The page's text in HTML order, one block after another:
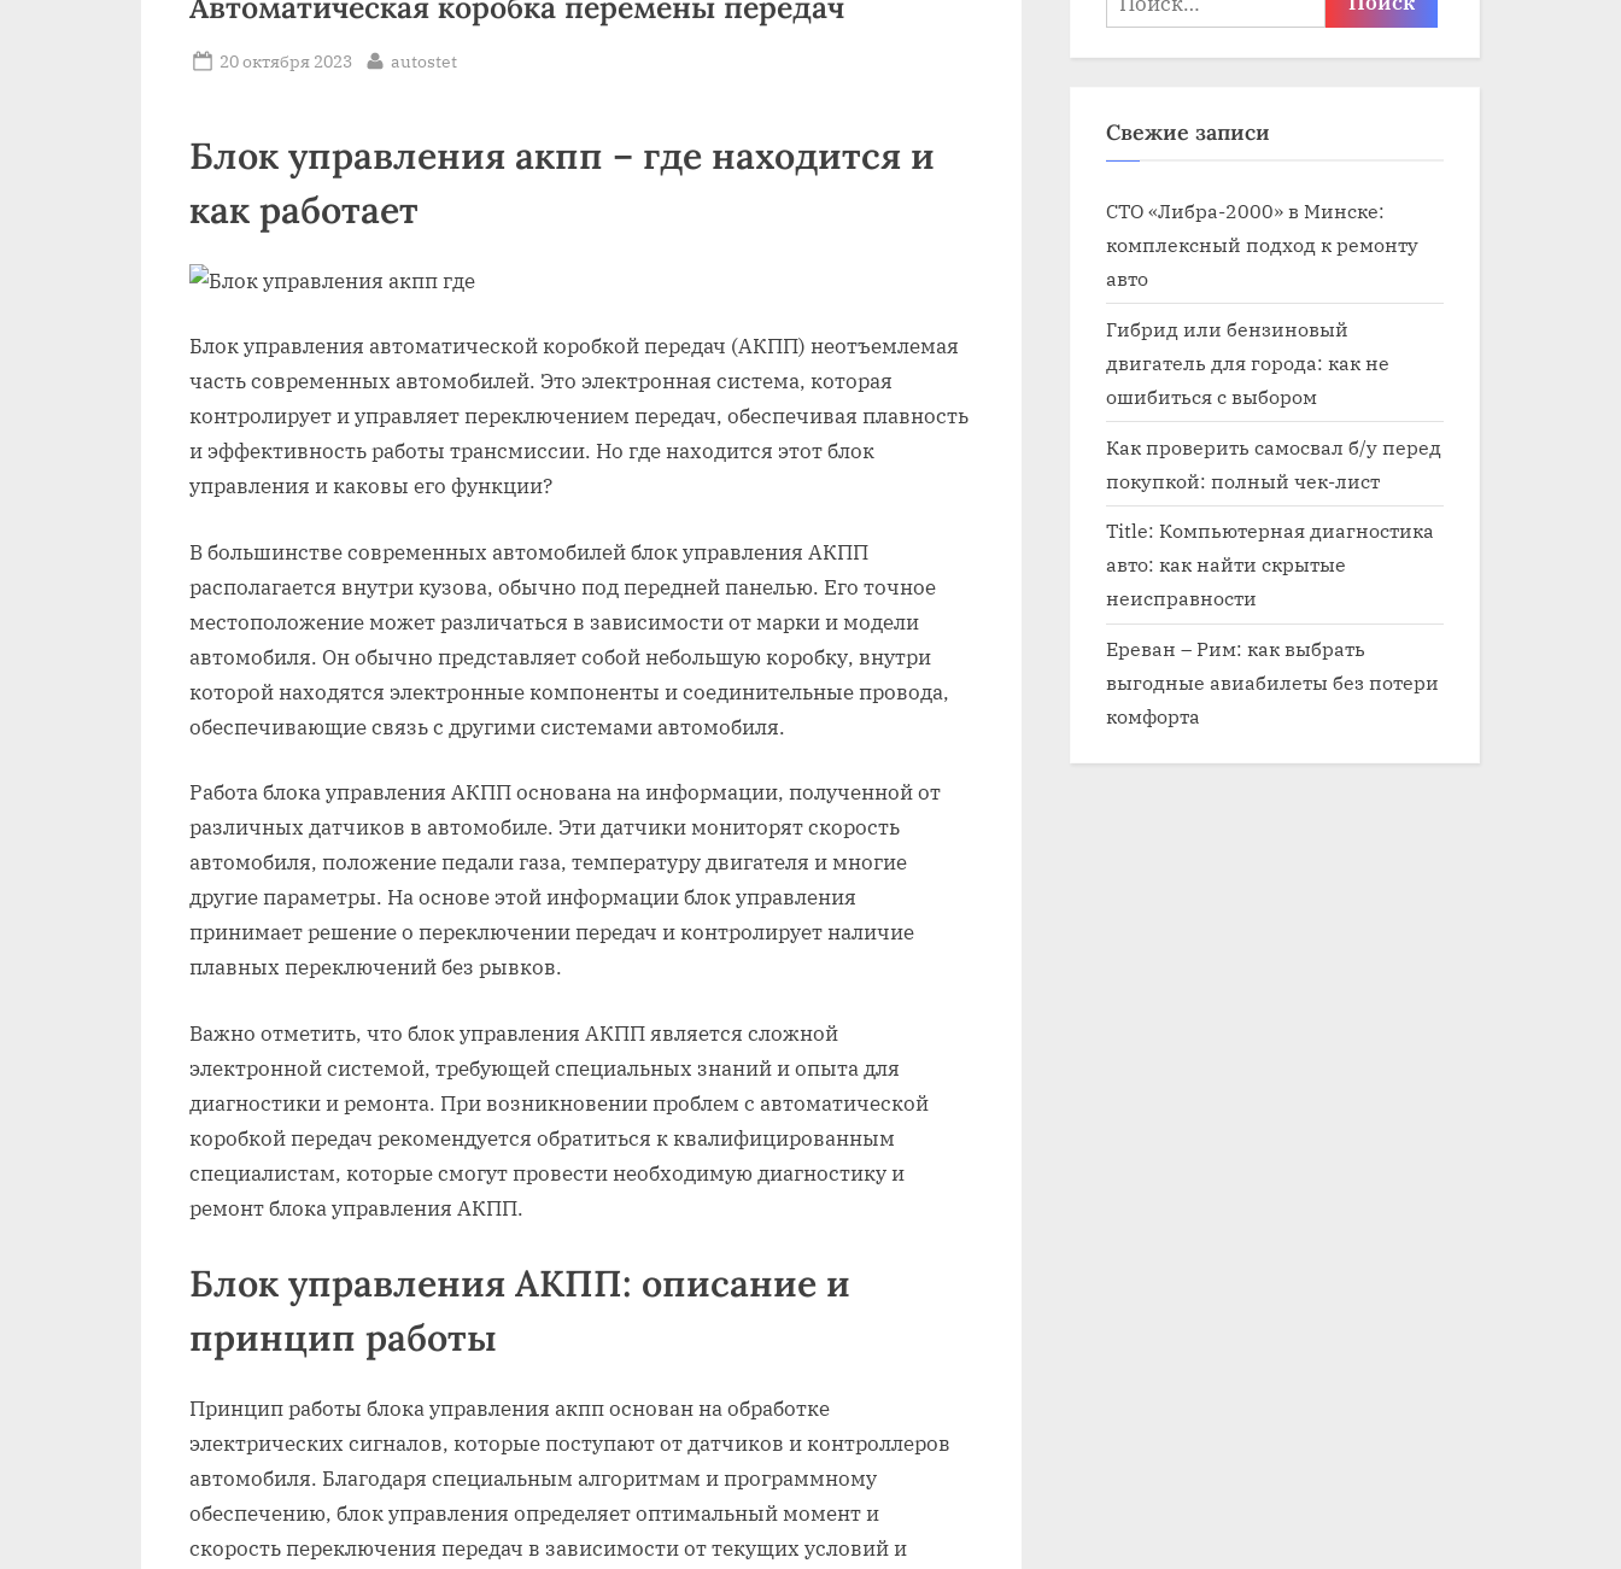
Posted
20 октября 2023 By
autostet
Блок управления акпп – где находится и
как работает
Блок управления автоматической коробкой передач (АКПП) неотъемлемая
часть современных автомобилей. Это электронная система, которая
контролирует и управляет переключением передач, обеспечивая плавность
и эффективность работы трансмиссии. Но где находится этот блок
управления и каковы его функции?
В большинстве современных автомобилей блок управления АКПП
располагается внутри кузова, обычно под передней панелью. Его точное
местоположение может различаться в зависимости от марки и модели
автомобиля. Он обычно представляет собой небольшую коробку, внутри
которой находятся электронные компоненты и соединительные провода,
обеспечивающие связь с другими системами автомобиля.
Работа блока управления АКПП основана на информации, полученной от
различных датчиков в автомобиле. Эти датчики мониторят скорость
автомобиля, положение педали газа, температуру двигателя и многие
другие параметры. На основе этой информации блок управления
принимает решение о переключении передач и контролирует наличие
плавных переключений без рывков.
Важно отметить, что блок управления АКПП является сложной
электронной системой, требующей специальных знаний и опыта для
диагностики и ремонта. При возникновении проблем с автоматической
коробкой передач рекомендуется обратиться к квалифицированным
специалистам, которые смогут провести необходимую диагностику и
ремонт блока управления АКПП.
Блок управления АКПП: описание и
принцип работы
Принцип работы блока управления акпп основан на обработке
электрических сигналов, которые поступают от датчиков и контроллеров
автомобиля. Благодаря специальным алгоритмам и программному
обеспечению, блок управления определяет оптимальный момент и
скорость переключения передач в зависимости от текущих условий и
Свежие записи
СТО «Либра-2000» в Минске:
комплексный подход к ремонту
авто
Гибрид или бензиновый
двигатель для города: как не
ошибиться с выбором
Как проверить самосвал б/у перед
покупкой: полный чек-лист
Title: Компьютерная диагностика
авто: как найти скрытые
неисправности
Ереван – Рим: как выбрать
выгодные авиабилеты без потери
комфорта